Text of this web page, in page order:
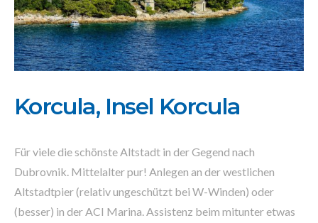
Korcula, Insel Korcula
Für viele die schönste Altstadt in der Gegend nach
Dubrovnik. Mittelalter pur! Anlegen an der westlichen
Altstadtpier (relativ ungeschützt bei W-Winden) oder
(besser) in der ACI Marina. Assistenz beim mitunter etwas